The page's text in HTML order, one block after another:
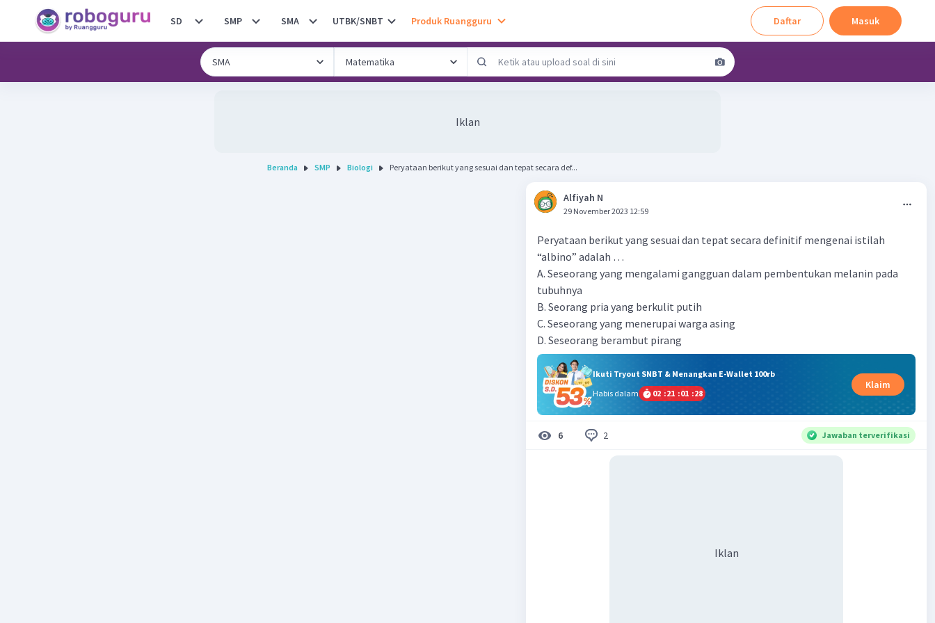
SD SMP SMA UTBK/SNBT Produk Ruangguru Daftar Masuk
Iklan
Beranda SMP Biologi Peryataan berikut yang sesuai dan tepat secara def...
Alfiyah N
29 November 2023 12:59
Peryataan berikut yang sesuai dan tepat secara definitif mengenai istilah
“albino” adalah …
A. Seseorang yang mengalami gangguan dalam pembentukan melanin pada
tubuhnya
B. Seorang pria yang berkulit putih
C. Seseorang yang menerupai warga asing
D. Seseorang berambut pirang
Ikuti Tryout SNBT & Menangkan E-Wallet 100rb
Habis dalam
02 :21 :01 :28
Klaim
6 2 Jawaban terverifikasi
Iklan